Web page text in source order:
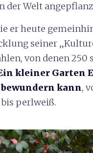
der Welt
er heute
seiner
von denen 250
kleiner Garten
kann,
perlweiß.